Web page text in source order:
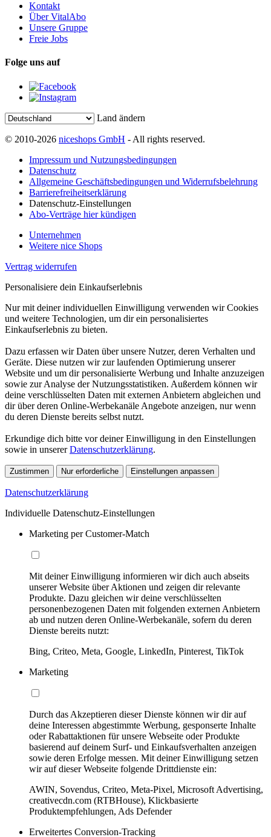
Kontakt
Über VitalAbo
Unsere Gruppe
Freie Jobs
Folge uns auf
Land ändern
© 2010-2026 niceshops GmbH - All rights reserved.
Impressum und Nutzungsbedingungen
Datenschutz
Allgemeine Geschäftsbedingungen und Widerrufsbelehrung
Barrierefreiheitserklärung
Datenschutz-Einstellungen
Abo-Verträge hier kündigen
Unternehmen
Weitere nice Shops
Vertrag widerrufen
Personalisiere dein Einkaufserlebnis
Nur mit deiner individuellen Einwilligung verwenden wir Cookies
und weitere Technologien, um dir ein personalisiertes
Einkaufserlebnis zu bieten.
Dazu erfassen wir Daten über unsere Nutzer, deren Verhalten und
Geräte. Diese nutzen wir zur laufenden Optimierung unserer
Website und um dir personalisierte Werbung und Inhalte anzuzeigen
sowie zur Analyse der Nutzungsstatistiken. Außerdem können wir
deine verschlüsselten Daten mit externen Anbietern abgleichen und
dir über deren Online-Werbekanäle Angebote anzeigen, nur wenn
du deren Dienste bereits selbst nutzt.
Erkundige dich bitte vor deiner Einwilligung in den Einstellungen
sowie in unsererDatenschutzerklärung.
Zustimmen Nur erforderliche Einstellungen anpassen
Datenschutzerklärung
Individuelle Datenschutz-Einstellungen
Marketing per Customer-Match
Mit deiner Einwilligung informieren wir dich auch abseits
unserer Website über Aktionen und zeigen dir relevante
Produkte. Dazu gleichen wir deine verschlüsselten
personenbezogenen Daten mit folgenden externen Anbietern
ab und nutzen deren Online-Werbekanäle, sofern du deren
Dienste bereits nutzt:
Bing, Criteo, Meta, Google, LinkedIn, Pinterest, TikTok
Marketing
Durch das Akzeptieren dieser Dienste können wir dir auf
deine Interessen abgestimmte Werbung, gesponserte Inhalte
oder Rabattaktionen für unsere Webseite oder Produkte
basierend auf deinem Surf- und Einkaufsverhalten anzeigen
sowie deren Erfolge messen. Mit deiner Einwilligung setzen
wir auf dieser Webseite folgende Drittdienste ein:
AWIN, Sovendus, Criteo, Meta-Pixel, Microsoft Advertising,
creativecdn.com (RTBHouse), Klickbasierte
Produktempfehlungen, Ads Defender
Erweitertes Conversion-Tracking